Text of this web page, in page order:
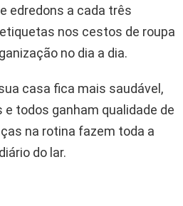
edredons a cada três
nos cestos de roupa
no dia a dia.
casa fica mais saudável,
todos ganham qualidade de
na rotina fazem toda a
do lar.